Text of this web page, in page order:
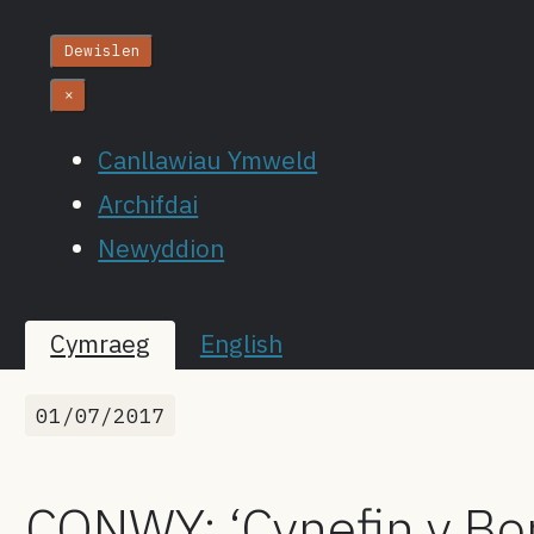
Dewislen
×
Canllawiau Ymweld
Archifdai
Newyddion
Cymraeg English
01/07/2017